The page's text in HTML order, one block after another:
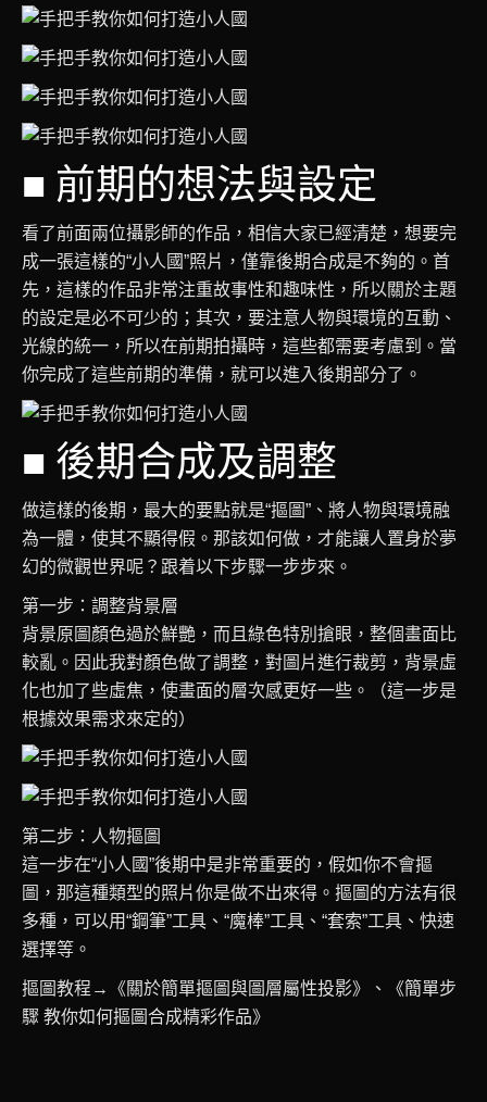
■ 前期的想法與設定
看了前面兩位攝影師的作品，相信大家已經清楚，想要完
成一張這樣的“小人國”照片，僅靠後期合成是不夠的。首
先，這樣的作品非常注重故事性和趣味性，所以關於主題
的設定是必不可少的；其次，要注意人物與環境的互動、
光線的統一，所以在前期拍攝時，這些都需要考慮到。當
你完成了這些前期的準備，就可以進入後期部分了。
■ 後期合成及調整
做這樣的後期，最大的要點就是“摳圖”、將人物與環境融
為一體，使其不顯得假。那該如何做，才能讓人置身於夢
幻的微觀世界呢？跟着以下步驟一步步來。
第一步：調整背景層
背景原圖顏色過於鮮艷，而且綠色特別搶眼，整個畫面比
較亂。因此我對顏色做了調整，對圖片進行裁剪，背景虛
化也加了些虛焦，使畫面的層次感更好一些。（這一步是
根據效果需求來定的）
第二步：人物摳圖
這一步在“小人國”後期中是非常重要的，假如你不會摳
圖，那這種類型的照片你是做不出來得。摳圖的方法有很
多種，可以用“鋼筆”工具、“魔棒”工具、“套索”工具、快速
選擇等。
摳圖教程→《關於簡單摳圖與圖層屬性投影》、《簡單步
驟 教你如何摳圖合成精彩作品》